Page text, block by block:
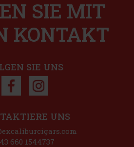
Rabatt: 31%
Aktion
Bestellen
Rabatt: 50%
SIE MIT
KONTAKT
SIE UNS
UNS
660 1544737